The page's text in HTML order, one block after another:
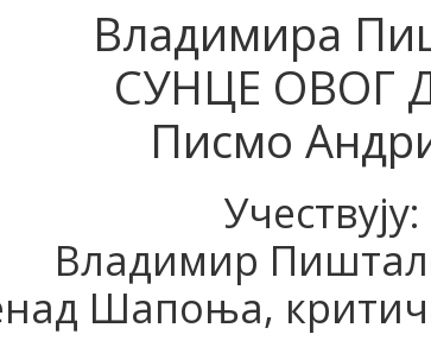
Владимира
СУНЦЕ ОВОГ
Писмо
Учествују:
Владимир
Шапоња,